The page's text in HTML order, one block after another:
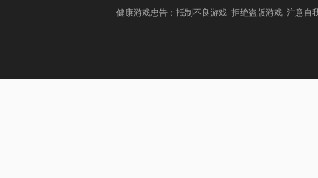
健康游戏忠告：抵制不良游戏 拒绝盗版游戏 注意